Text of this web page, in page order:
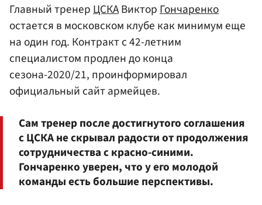
Главный тренерЦСКАВикторГончаренко
остается в московском клубе как минимум еще
на один год. Контракт с 42-летним
специалистом продлен до конца
сезона-2020/21, проинформировал
официальный сайт армейцев.
Сам тренер после достигнутого соглашения
с ЦСКА не скрывал радости от продолжения
сотрудничества с красно-синими.
Гончаренко уверен, что у его молодой
команды есть большие перспективы.